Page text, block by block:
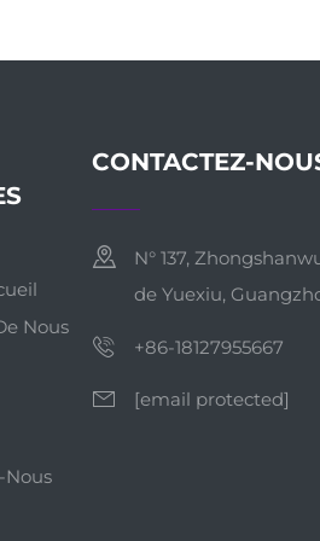
Nous
CONTACTEZ-
N° 137,
de Yuexiu,
+86-18127955667
[email protected]